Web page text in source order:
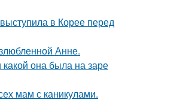
в Корее перед
Анне.
какой она была на заре
мам с каникулами.